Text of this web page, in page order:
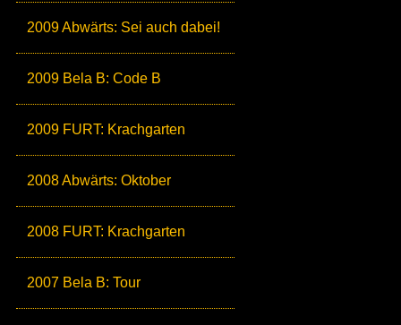
2009 Abwärts: Sei auch dabei!
2009 Bela B: Code B
2009 FURT: Krachgarten
2008 Abwärts: Oktober
2008 FURT: Krachgarten
2007 Bela B: Tour